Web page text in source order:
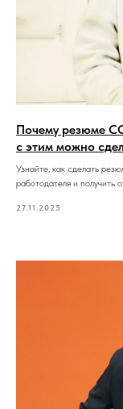
Почему резюме
с этим можно
Узнайте, как сделать
работодателя и получить
27.11.2025